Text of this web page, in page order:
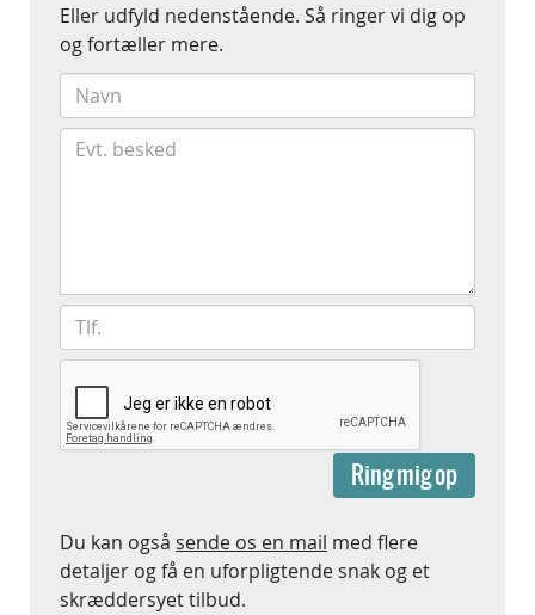
Eller udfyld nedenstående. Så ringer vi dig op
og fortæller mere.
Navn
Besked
Telefon
Ring mig op
Du kan også sende os en mail med flere
detaljer og få en uforpligtende snak og et
skræddersyet tilbud.